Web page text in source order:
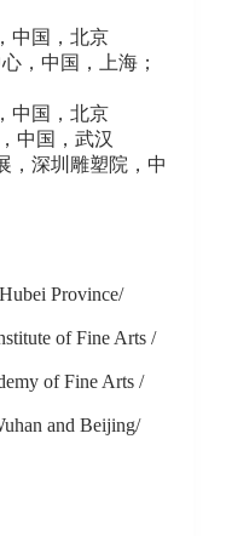
中国，北京
，中国，上海；
中国，北京
中国，武汉
，深圳雕塑院，中
Province/
of Fine Arts /
of Fine Arts /
and Beijing/